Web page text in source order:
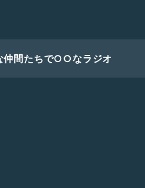
実は「梅酒の日」もあるそうで…！
も💭
とても素敵な時間になりました🍡✨
仲間たちで○○なラジオ